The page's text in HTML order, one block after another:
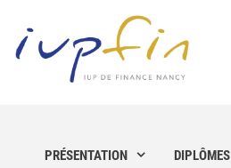
PRÉSENTATION DIPLÔMES